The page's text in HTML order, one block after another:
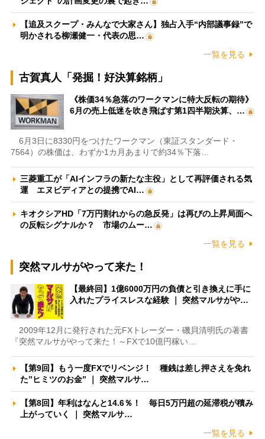
【追及スクープ・みんなで大家さん】独占入手“内部議事録”で
明かされる柳瀬健一・代表の思…
一覧を見る
古賀真人「発掘！好決算銘柄」
《株価34％急落のワークマンに特大反転の期待》
6月の売上低迷を吹き飛ばす第1四半期決算、…
6月3日に8330円をつけたワークマン（東証スタンダード・
7564）の株価は、わずか1カ月あまりで約34％下落…
三菱重工が「AIインフラの新たな主役」として再評価される気
運 エヌビディアとの提携でAI…
キオクシアHD「7万円割れからの急反発」は再びの上昇局面へ
の反転シグナルか？ 市場のムー…
一覧を見る
突然マルサがやって来た！
【最終回】1億6000万円の負債と引き換えに手に
入れたプライスレスな経験 ｜ 突然マルサがや…
2009年12月に発行された元FXトレーダー・磯貝清明氏の著書
『突然マルサがやって来た！～FXで10億円稼い…
【第9回】もう一度FXでリベンジ！ 種銭は差し押さえを免れ
た”ヒミツのお金” ｜ 突然マルサ…
【第8回】年利はなんと14.6％！ 毎日5万円超の延滞税が積み
上がっていく ｜ 突然マルサ…
一覧を見る